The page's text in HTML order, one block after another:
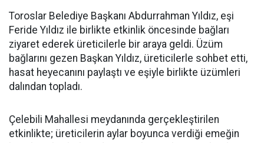
Toroslar Belediye Başkanı Abdurrahman Yıldız, eşi
Feride Yıldız ile birlikte etkinlik öncesinde bağları
ziyaret ederek üreticilerle bir araya geldi. Üzüm
bağlarını gezen Başkan Yıldız, üreticilerle sohbet etti,
hasat heyecanını paylaştı ve eşiyle birlikte üzümleri
dalından topladı.
Çelebili Mahallesi meydanında gerçekleştirilen
etkinlikte; üreticilerin aylar boyunca verdiği emeğin